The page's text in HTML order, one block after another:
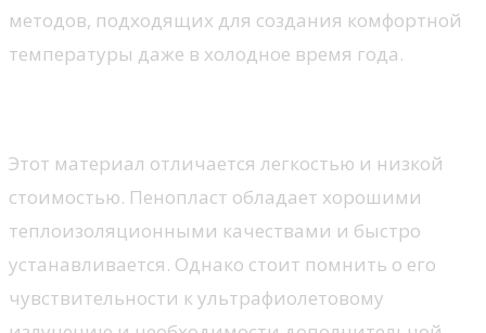
методов, подходящих для создания комфортной
температуры даже в холодное время года.
Этот материал отличается легкостью и низкой
стоимостью. Пенопласт обладает хорошими
теплоизоляционными качествами и быстро
устанавливается. Однако стоит помнить о его
чувствительности к ультрафиолетовому